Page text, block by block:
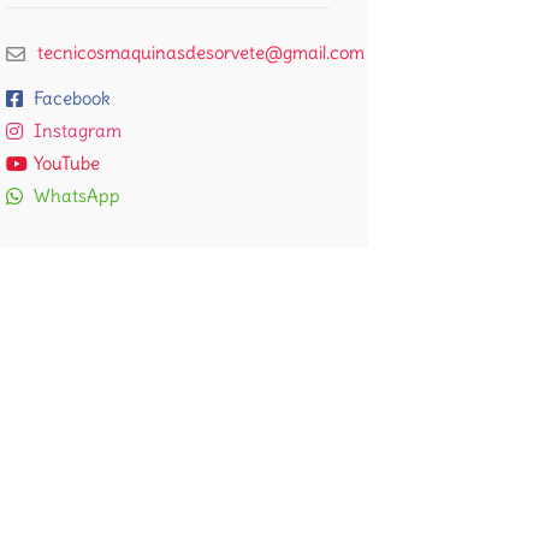
tecnicosmaquinasdesorvete@gmail.com
Facebook
Instagram
YouTube
WhatsApp